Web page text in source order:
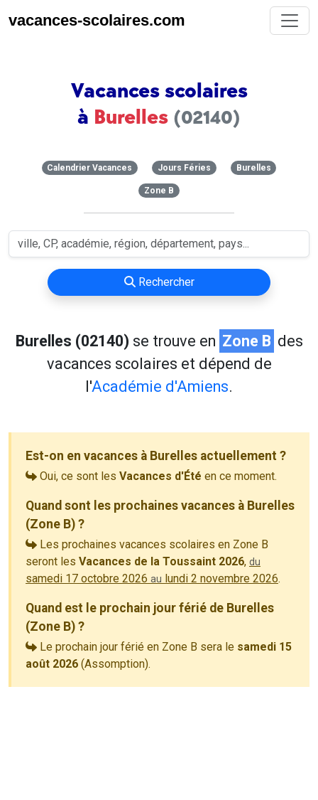
vacances-scolaires.com
Vacances scolaires
à Burelles (02140)
Calendrier Vacances Jours Féries Burelles
Zone B
Rechercher
Burelles (02140) se trouve en Zone B des
vacances scolaires et dépend de
l'Académie d'Amiens.
Est-on en vacances à Burelles actuellement ?
Oui, ce sont les Vacances d'Été en ce moment.
Quand sont les prochaines vacances à Burelles
(Zone B) ?
Les prochaines vacances scolaires en Zone B
seront les Vacances de la Toussaint 2026, du
samedi 17 octobre 2026 au lundi 2 novembre 2026.
Quand est le prochain jour férié de Burelles
(Zone B) ?
Le prochain jour férié en Zone B sera le samedi 15
août 2026 (Assomption).